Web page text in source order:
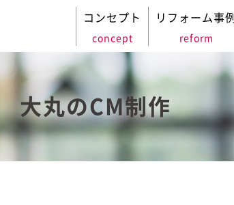
コンセプト
concept
リフォーム事例
reform
大丸のCM制作